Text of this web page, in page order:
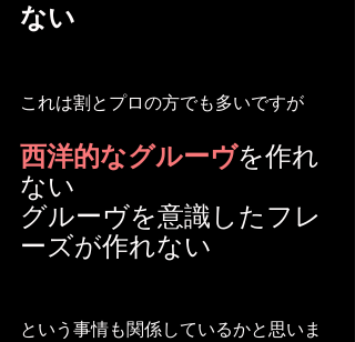
ない
これは割とプロの方でも多いですが
西洋的なグルーヴを作れ
ない
グルーヴを意識したフレ
ーズが作れない
という事情も関係しているかと思いま